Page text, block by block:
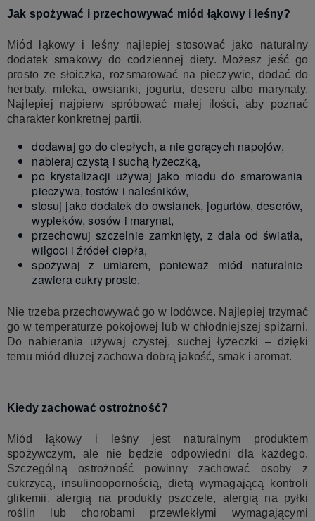
Jak spożywać i przechowywać miód łąkowy i leśny?
Miód łąkowy i leśny najlepiej stosować jako naturalny
dodatek smakowy do codziennej diety. Możesz jeść go
prosto ze słoiczka, rozsmarować na pieczywie, dodać do
herbaty, mleka, owsianki, jogurtu, deseru albo marynaty.
Najlepiej najpierw spróbować małej ilości, aby poznać
charakter konkretnej partii.
dodawaj go do ciepłych, a nie gorących napojów,
nabieraj czystą i suchą łyżeczką,
po krystalizacji używaj jako miodu do smarowania
pieczywa, tostów i naleśników,
stosuj jako dodatek do owsianek, jogurtów, deserów,
wypieków, sosów i marynat,
przechowuj szczelnie zamknięty, z dala od światła,
wilgoci i źródeł ciepła,
spożywaj z umiarem, ponieważ miód naturalnie
zawiera cukry proste.
Nie trzeba przechowywać go w lodówce. Najlepiej trzymać
go w temperaturze pokojowej lub w chłodniejszej spiżarni.
Do nabierania używaj czystej, suchej łyżeczki – dzięki
temu miód dłużej zachowa dobrą jakość, smak i aromat.
Kiedy zachować ostrożność?
Miód łąkowy i leśny jest naturalnym produktem
spożywczym, ale nie będzie odpowiedni dla każdego.
Szczególną ostrożność powinny zachować osoby z
cukrzycą, insulinoopornością, dietą wymagającą kontroli
glikemii, alergią na produkty pszczele, alergią na pyłki
roślin lub chorobami przewlekłymi wymagającymi